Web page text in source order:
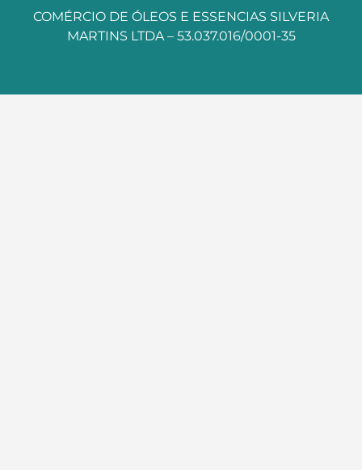
COMÉRCIO DE ÓLEOS E ESSENCIAS SILVERIA
MARTINS LTDA – 53.037.016/0001-35